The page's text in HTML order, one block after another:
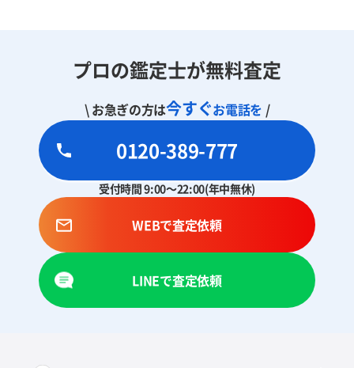
プロの鑑定士が無料査定
\ お急ぎの方は今すぐお電話を /
0120-389-777
受付時間 9:00～22:00(年中無休)
WEBで査定依頼
LINEで査定依頼